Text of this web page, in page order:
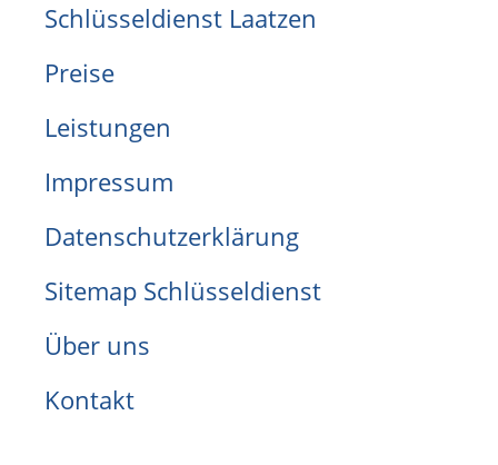
Schlüsseldienst Laatzen
Preise
Leistungen
Impressum
Datenschutzerklärung
Sitemap Schlüsseldienst
Über uns
Kontakt